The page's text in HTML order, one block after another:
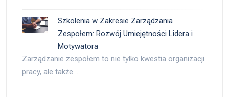
Szkolenia w Zakresie Zarządzania
Zespołem: Rozwój Umiejętności Lidera i
Motywatora
Zarządzanie zespołem to nie tylko kwestia organizacji
pracy, ale także …